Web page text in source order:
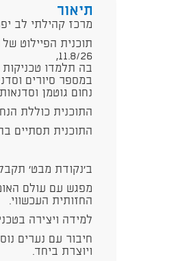
תיאור
מרכז קהילתי לב
11.8/26,
בה תלמדו
במספר סיורים
נחום גוטמן
התוכנית כוללת
התוכנית תסתיים
ב'נקודת מבט'
מפגש עם עולם
החזותית העכשווי.
למידה ויצירה
חיבור עם נערים
ויוצרת ביחד.